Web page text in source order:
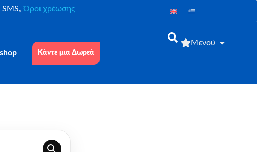
SMS,Όροι χρέωσης
Κάντε μια Δωρεά
Μενού